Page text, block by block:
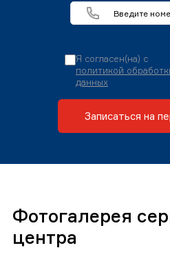
Я согласен(на) с
политикой
данных
Записаться на
Фотогалерея
центра